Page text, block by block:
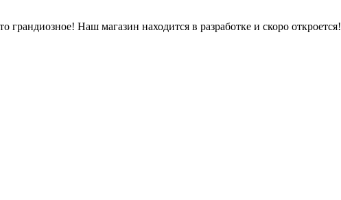
грандиозное! Наш магазин находится в разработке и скоро откроется!